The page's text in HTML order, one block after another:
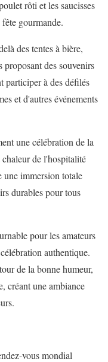
rôti et les saucisses
gourmande.
des tentes à bière,
proposant des souvenirs
participer à des défilés
et d'autres événements
une célébration de la
de l'hospitalité
une immersion totale
durables pour tous
pour les amateurs
authentique.
de la bonne humeur,
créant une ambiance
vous mondial